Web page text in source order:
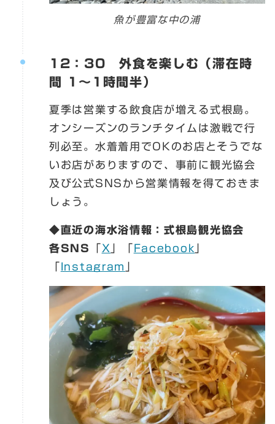
魚が豊富な中の浦
12：30 外食を楽しむ （滞在時
間 1～1時間半）
夏季は営業する飲食店が増える式根島。
オンシーズンのランチタイムは激戦で行
列必至。水着着用でOKのお店とそうでな
いお店がありますので、事前に観光協会
及び公式SNSから営業情報を得ておきま
しょう。
◆直近の海水浴情報：式根島観光協会
各SNS
X Facebook
Instagram